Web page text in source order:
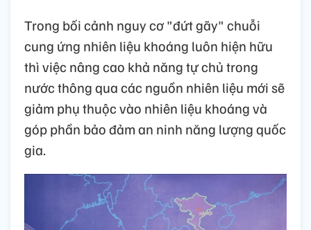
Trong bối cảnh nguy cơ "đứt gãy" chuỗi
cung ứng nhiên liệu khoáng luôn hiện hữu
thì việc nâng cao khả năng tự chủ trong
nước thông qua các nguồn nhiên liệu mới sẽ
giảm phụ thuộc vào nhiên liệu khoáng và
góp phần bảo đảm an ninh năng lượng quốc
gia.